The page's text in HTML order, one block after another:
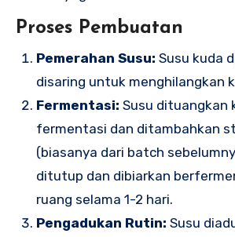
Proses Pembuatan
Pemerahan Susu: Susu kuda
disaring untuk menghilangkan
Fermentasi: Susu dituangkan
fermentasi dan ditambahkan
(biasanya dari batch
ditutup dan dibiarkan
ruang selama 1-2 hari.
Pengadukan Rutin: Susu